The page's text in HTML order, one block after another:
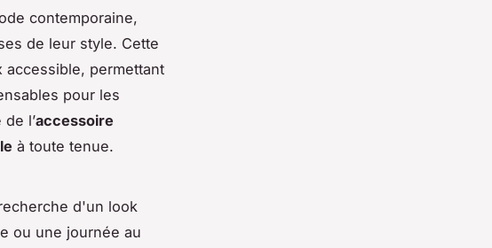
contemporaine,
de leur style. Cette
accessible, permettant
pour les
l’accessoire
à toute tenue.
d'un look
ou une journée au